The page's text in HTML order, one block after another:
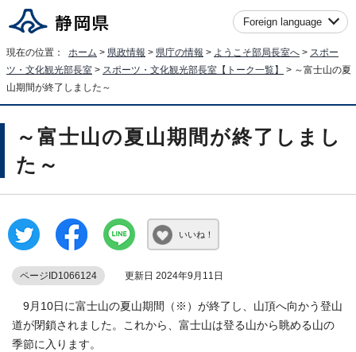
Foreign language
現在の位置： ホーム > 県政情報 > 県庁の情報 > ようこそ部局長室へ > スポー
ツ・文化観光部長室 > スポーツ・文化観光部長室【トーク一覧】
> ～富士山の夏
山期間が終了しました～
～富士山の夏山期間が終了しまし
た～
いいね！
ページID1066124 更新日 2024年9月11日
9月10日に富士山の夏山期間（※）が終了し、山頂へ向かう登山
道が閉鎖されました。これから、富士山は登る山から眺める山の
季節に入ります。